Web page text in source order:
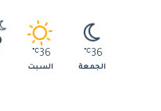
36
℃
الجمعة
36
℃
السبت